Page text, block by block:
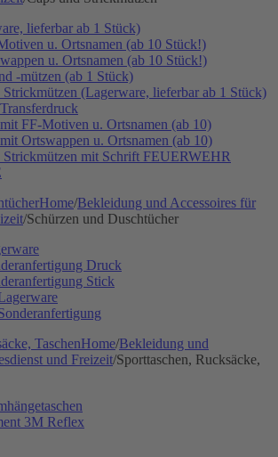
lieferbar ab 1 Stück)
u. Ortsnamen (ab 10 Stück!)
u. Ortsnamen (ab 10 Stück!)
-mützen (ab 1 Stück)
(Lagerware, lieferbar ab 1 Stück)
FF-Motiven u. Ortsnamen (ab 10)
Ortswappen u. Ortsnamen (ab 10)
mit Schrift FEUERWEHR
Home/Bekleidung und Accessoires für
/Schürzen und Duschtücher
Druck
Stick
TaschenHome/Bekleidung und
und Freizeit/Sporttaschen, Rucksäcke,
3M Reflex